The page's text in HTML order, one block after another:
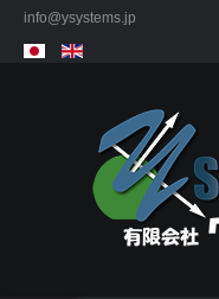
info@ysystems.jp